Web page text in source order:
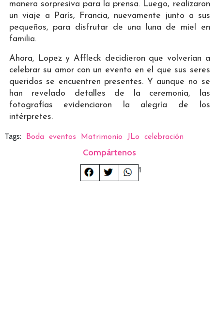
manera sorpresiva para la prensa. Luego, realizaron
un viaje a París, Francia, nuevamente junto a sus
pequeños, para disfrutar de una luna de miel en
familia.
Ahora, Lopez y Affleck decidieron que volverían a
celebrar su amor con un evento en el que sus seres
queridos se encuentren presentes. Y aunque no se
han revelado detalles de la ceremonia, las
fotografías evidenciaron la alegría de los
intérpretes.
Tags: Boda eventos Matrimonio JLo celebración
Compártenos
1